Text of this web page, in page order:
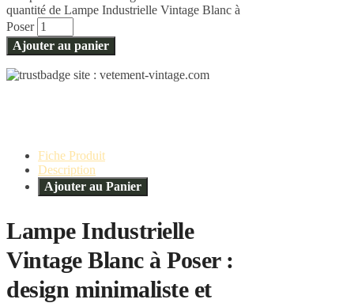
quantité de Lampe Industrielle Vintage Blanc à
Poser
Ajouter au panier
Fiche Produit
Description
Ajouter au Panier
Lampe Industrielle
Vintage Blanc à Poser :
design minimaliste et